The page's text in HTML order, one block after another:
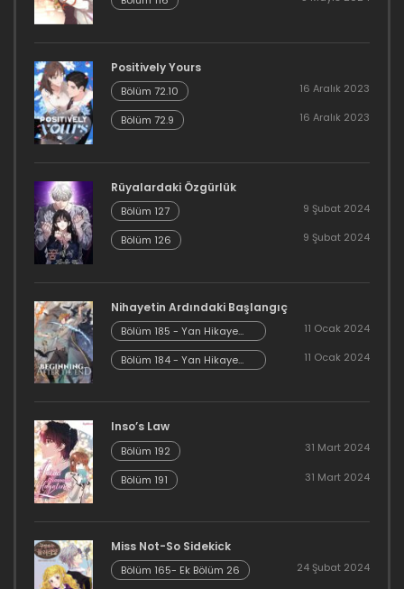
3 Nisan 2023
Bölüm 29
27 Mart 2023
Bölüm 28
Bölüm 27
27 Mart 2023
25 Mart 2023
Bölüm 25
Bölüm 24
11 Mart 2023
11 Mart 2023
Positively Yours
Bölüm 72.10 16 Aralık 2023
Bölüm 72.9 16 Aralık 2023
Rüyalardaki Özgürlük
Bölüm 127 9 Şubat 2024
Bölüm 126 9 Şubat 2024
Nihayetin Ardındaki Başlangıç
Bölüm 185 - Yan Hikaye
Kısım 7
11 Ocak 2024
Bölüm 184 - Yan Hikaye
Kısım 6
11 Ocak 2024
Inso’s Law
Bölüm 192 31 Mart 2024
Bölüm 191 31 Mart 2024
Miss Not-So Sidekick
Bölüm 165- Ek Bölüm 26 24 Şubat 2024